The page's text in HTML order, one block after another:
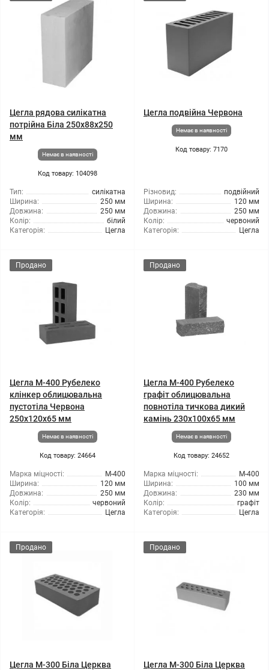
Цегла рядова силікатна
потрійна Біла 250х88х250
мм
Немає в наявності
Код товару: 104098
Тип:
силікатна
Ширина:
250 мм
Довжина:
250 мм
Колір:
білий
Категорія:
Цегла
Цегла подвійна Червона
Немає в наявності
Код товару: 7170
Різновид:
подвійний
Ширина:
120 мм
Довжина:
250 мм
Колір:
червоний
Категорія:
Цегла
Продано
Цегла М-400 Рубелеко
клінкер облицювальна
пустотіла Червона
250x120x65 мм
Немає в наявності
Код товару: 24664
Марка міцності:
М-400
Ширина:
120 мм
Довжина:
250 мм
Колір:
червоний
Категорія:
Цегла
Продано
Цегла М-400 Рубелеко
графіт облицювальна
повнотіла тичкова дикий
камінь 230x100x65 мм
Немає в наявності
Код товару: 24652
Марка міцності:
М-400
Ширина:
100 мм
Довжина:
230 мм
Колір:
графіт
Категорія:
Цегла
Продано
Цегла М-300 Біла Церква
Продано
Цегла М-300 Біла Церква